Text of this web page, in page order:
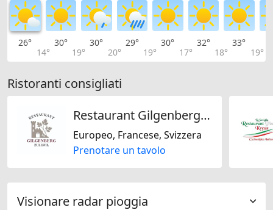
26°
14°
30°
19°
30°
20°
29°
19°
30°
17°
32°
18°
33°
19°
Ristoranti consigliati
Restaurant Gilgenberg by Laffranchi
Europeo, Francese, Svizzera
Prenotare un tavolo
Visionare radar pioggia